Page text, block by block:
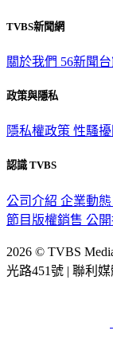
TVBS新聞網
關於我們 56新聞
政策與隱私
隱私權政策 性騷
認識 TVBS
公司介紹 企業動態
節目版權銷售 公
2026 © TVBS
光路451號 | 聯利